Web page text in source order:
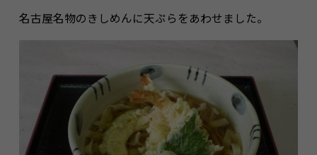
名古屋名物のきしめんに天ぷらをあわせました。